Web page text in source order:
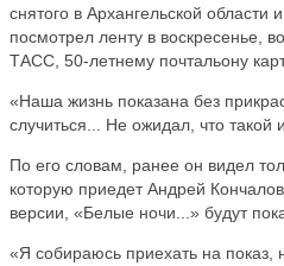
снятого в Архангельской
посмотрел ленту в воскресенье,
ТАСС, 50-летнему почтальону
«Наша жизнь показана без
случиться... Не ожидал, что
По его словам, ранее он видел
которую приедет Андрей
версии, «Белые ночи...» будут
«Я собираюсь приехать на показ,